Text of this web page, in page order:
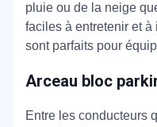
pluie ou de la neige
faciles à entretenir et à
sont parfaits pour
Arceau bloc
Entre les conducteurs